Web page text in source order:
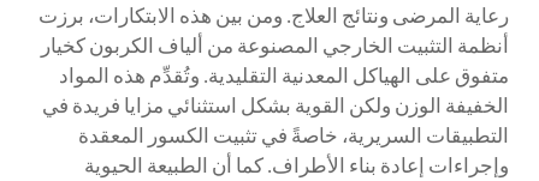
رعاية المرضى ونتائج العلاج. ومن بين هذه الابتكارات، برزت
أنظمة التثبيت الخارجي المصنوعة من ألياف الكربون كخيار
متفوق على الهياكل المعدنية التقليدية. وتُقدِّم هذه المواد
الخفيفة الوزن ولكن القوية بشكل استثنائي مزايا فريدة في
التطبيقات السريرية، خاصةً في تثبيت الكسور المعقدة
وإجراءات إعادة بناء الأطراف. كما أن الطبيعة الحيوية